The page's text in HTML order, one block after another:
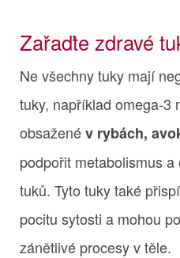
Zařaďte zdravé
Ne všechny tuky mají
tuky, například omega-3
obsaženév rybách,
podpořit metabolismus
tuků. Tyto tuky také
pocitu sytosti a mohou
zánětlivé procesy v těle.